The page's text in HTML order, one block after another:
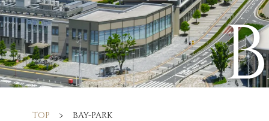
TOP BAY-PARK